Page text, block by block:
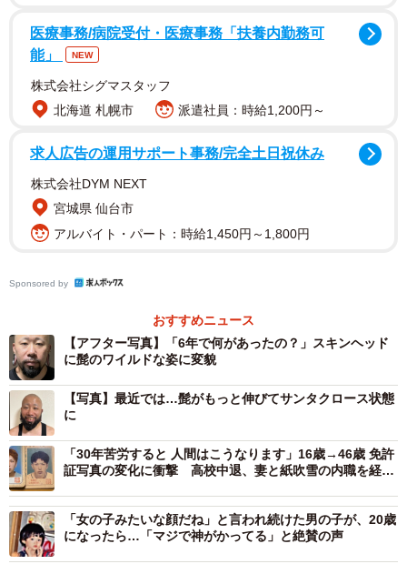
アフター／現在のスキンヘッド姿／Akimoto MINMIさん
（@akimoto_family）提供
投稿された写真に写っているのは、イラストレーター兼ア
ートディレクターとして活動する、秋本ゆう也
（@xxxakimotoxxx）さん。今回の比較写真を投稿した背景
について、妻のMINMIさんはこう話します。
「私自身がダイエットの経過や美活のビフォーアフター、
インテリアの比較画像を作るのが趣味なので、今回は夫の
医療事務/病院受付・医療事務「扶養内勤務可
能」
NEW
株式会社シグマスタッフ
北海道 札幌市
派遣社員：時給1,200円～
求人広告の運用サポート事務/完全土日祝休み
株式会社DYM NEXT
宮城県 仙台市
アルバイト・パート：時給1,450円～1,800円
Sponsored by
おすすめニュース
【アフター写真】「6年で何があったの？」スキンヘッド
に髭のワイルドな姿に変貌
【写真】最近では…髭がもっと伸びてサンタクロース状態
に
「30年苦労すると 人間はこうなります」16歳→46歳 免許
証写真の変化に衝撃 高校中退、妻と紙吹雪の内職を経
「女の子みたいな顔だね」と言われ続けた男の子が、20歳
になったら…「マジで神がかってる」と絶賛の声